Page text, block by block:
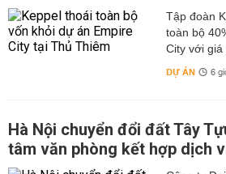
Tập đoàn
toàn bộ
City với giá
DỰ ÁN 6
Hà Nội chuyển đổi đất Tây
tâm văn phòng kết hợp dịch